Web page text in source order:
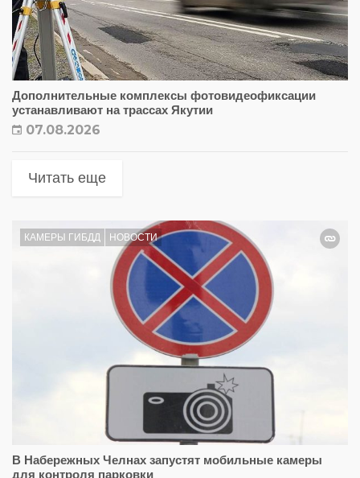
Дополнительные комплексы фотовидеофиксации
устанавливают на трассах Якутии
07.08.2026
Читать еще
КАМЕРЫ ГИБДД НОВОСТИ
В Набережных Челнах запустят мобильные камеры
для контроля парковки